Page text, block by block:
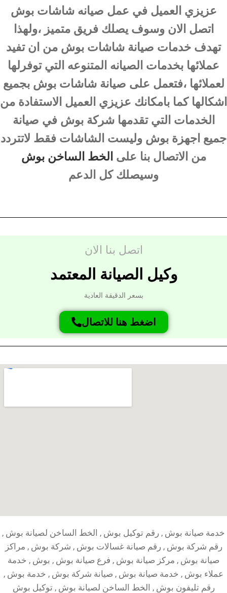
عزيزي العميل في عمل صيانه شاشات بوش
اتصل الان وسوف يصلك فريق متميز ،ولهذا
تهدف خدمات صيانة شاشات بوش من ان تفيد
عملائها بخدمات الصيانه المتنوعه التي توفرلها
لعملائها ،فتعمل على صيانة شاشات بوش بجميع
اشكالها كما بامكانك عزيزي العميل الاستفادة من
الخدمات التي تقدمها شركة بوش في صيانة
جميع اجهزة بوش وليست الشاشات فقط لاتتردد
من الاتصال بنا على الخط الساخن بوش
وسيصلك كل الدعم
اتصل بنا الان
وكيل الصيانة المعتمد
بسعر الدقيقة العادية
اضغط هنا للاتصال
خدمة صيانة بوش , رقم توكيل بوش , الخط الساخن لصيانة بوش ,
رقم شركة بوش , رقم صيانة غسالات بوش , شركة بوش , مراكز
صيانة بوش , مركز صيانة بوش , فرع صيانة بوش , بوش , خدمة
عملاء بوش , خدمة صيانة بوش , صيانة شركة بوش , خدمة بوش ,
رقم تليفون بوش , الخط الساخن لصيانة بوش , توكيل بوش